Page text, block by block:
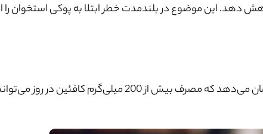
این موضوع در بلندمدت خطر ابتلا به پوکی استخوان را
زنان باردار باید در مصرف قهوه بسیار محتاط باشند. تحقیقات نشان می‌دهد که مصرف بیش از 200